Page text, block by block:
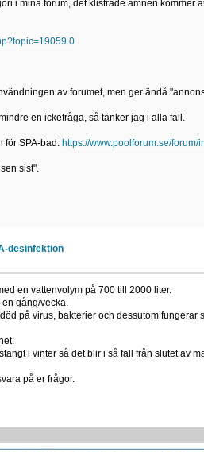
i mina forum, det klistrade ämnen
av forumet, men ger ändå
en ickefråga, så tänker jag i alla fall.
för SPA-bad: https://www.poolforum.se/
sist".
desinfektion
en vattenvolym på 700 till 2000 liter.
en gång/vecka.
på virus, bakterier och dessutom fungerar
i vinter så det blir i så fall från slutet av
på er frågor.